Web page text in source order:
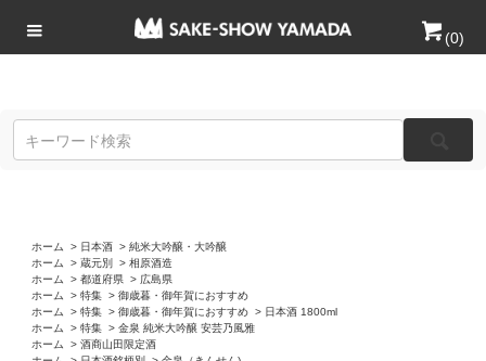
(0)
ホーム > 日本酒 > 純米大吟醸・大吟醸
ホーム
> 蔵元別 > 相原酒造
ホーム
> 都道府県 > 広島県
ホーム
> 特集 > 御歳暮・御年賀におすすめ
ホーム
> 特集 > 御歳暮・御年賀におすすめ > 日本酒 1800ml
ホーム
> 特集 > 金泉 純米大吟醸 安芸乃風雅
ホーム
> 酒商山田限定酒